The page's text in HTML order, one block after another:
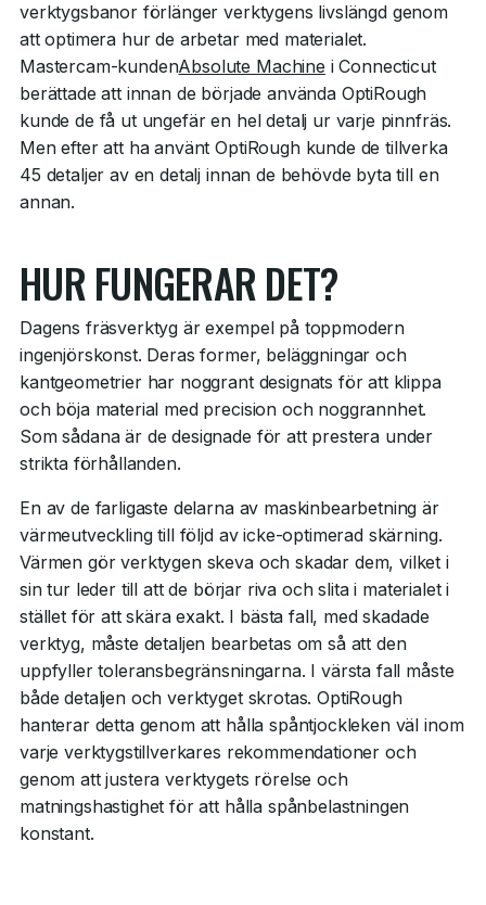
verktygsbanor förlänger verktygens livslängd genom
att optimera hur de arbetar med materialet.
Mastercam-kundenAbsolute Machine i Connecticut
berättade att innan de började använda OptiRough
kunde de få ut ungefär en hel detalj ur varje pinnfräs.
Men efter att ha använt OptiRough kunde de tillverka
45 detaljer av en detalj innan de behövde byta till en
annan.
HUR FUNGERAR DET?
Dagens fräsverktyg är exempel på toppmodern
ingenjörskonst. Deras former, beläggningar och
kantgeometrier har noggrant designats för att klippa
och böja material med precision och noggrannhet.
Som sådana är de designade för att prestera under
strikta förhållanden.
En av de farligaste delarna av maskinbearbetning är
värmeutveckling till följd av icke-optimerad skärning.
Värmen gör verktygen skeva och skadar dem, vilket i
sin tur leder till att de börjar riva och slita i materialet i
stället för att skära exakt. I bästa fall, med skadade
verktyg, måste detaljen bearbetas om så att den
uppfyller toleransbegränsningarna. I värsta fall måste
både detaljen och verktyget skrotas. OptiRough
hanterar detta genom att hålla spåntjockleken väl inom
varje verktygstillverkares rekommendationer och
genom att justera verktygets rörelse och
matningshastighet för att hålla spånbelastningen
konstant.